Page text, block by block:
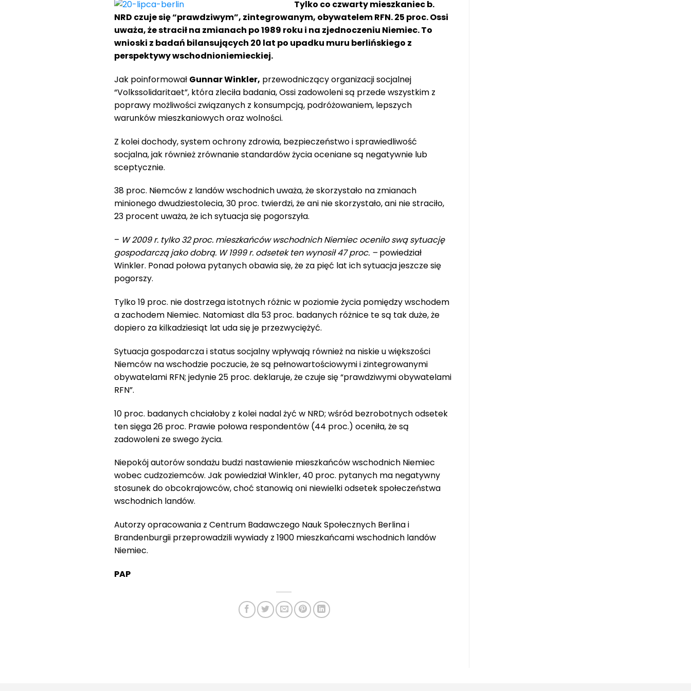
Tylko co czwarty mieszkaniec b.
NRD czuje się “prawdziwym”, zintegrowanym, obywatelem RFN. 25 proc. Ossi
uważa, że stracił na zmianach po 1989 roku i na zjednoczeniu Niemiec. To
wnioski z badań bilansujących 20 lat po upadku muru berlińskiego z
perspektywy wschodnioniemieckiej.
Jak poinformował Gunnar Winkler, przewodniczący organizacji socjalnej
“Volkssolidaritaet”, która zleciła badania, Ossi zadowoleni są przede wszystkim z
poprawy możliwości związanych z konsumpcją, podróżowaniem, lepszych
warunków mieszkaniowych oraz wolności.
Z kolei dochody, system ochrony zdrowia, bezpieczeństwo i sprawiedliwość
socjalna, jak również zrównanie standardów życia oceniane są negatywnie lub
sceptycznie.
38 proc. Niemców z landów wschodnich uważa, że skorzystało na zmianach
minionego dwudziestolecia, 30 proc. twierdzi, że ani nie skorzystało, ani nie straciło,
23 procent uważa, że ich sytuacja się pogorszyła.
– W 2009 r. tylko 32 proc. mieszkańców wschodnich Niemiec oceniło swą sytuację
gospodarczą jako dobrą. W 1999 r. odsetek ten wynosił 47 proc. – powiedział
Winkler. Ponad połowa pytanych obawia się, że za pięć lat ich sytuacja jeszcze się
pogorszy.
Tylko 19 proc. nie dostrzega istotnych różnic w poziomie życia pomiędzy wschodem
a zachodem Niemiec. Natomiast dla 53 proc. badanych różnice te są tak duże, że
dopiero za kilkadziesiąt lat uda się je przezwyciężyć.
Sytuacja gospodarcza i status socjalny wpływają również na niskie u większości
Niemców na wschodzie poczucie, że są pełnowartościowymi i zintegrowanymi
obywatelami RFN; jedynie 25 proc. deklaruje, że czuje się “prawdziwymi obywatelami
RFN”.
10 proc. badanych chciałoby z kolei nadal żyć w NRD; wśród bezrobotnych odsetek
ten sięga 26 proc. Prawie połowa respondentów (44 proc.) oceniła, że są
zadowoleni ze swego życia.
Niepokój autorów sondażu budzi nastawienie mieszkańców wschodnich Niemiec
wobec cudzoziemców. Jak powiedział Winkler, 40 proc. pytanych ma negatywny
stosunek do obcokrajowców, choć stanowią oni niewielki odsetek społeczeństwa
wschodnich landów.
Autorzy opracowania z Centrum Badawczego Nauk Społecznych Berlina i
Brandenburgii przeprowadzili wywiady z 1900 mieszkańcami wschodnich landów
Niemiec.
PAP